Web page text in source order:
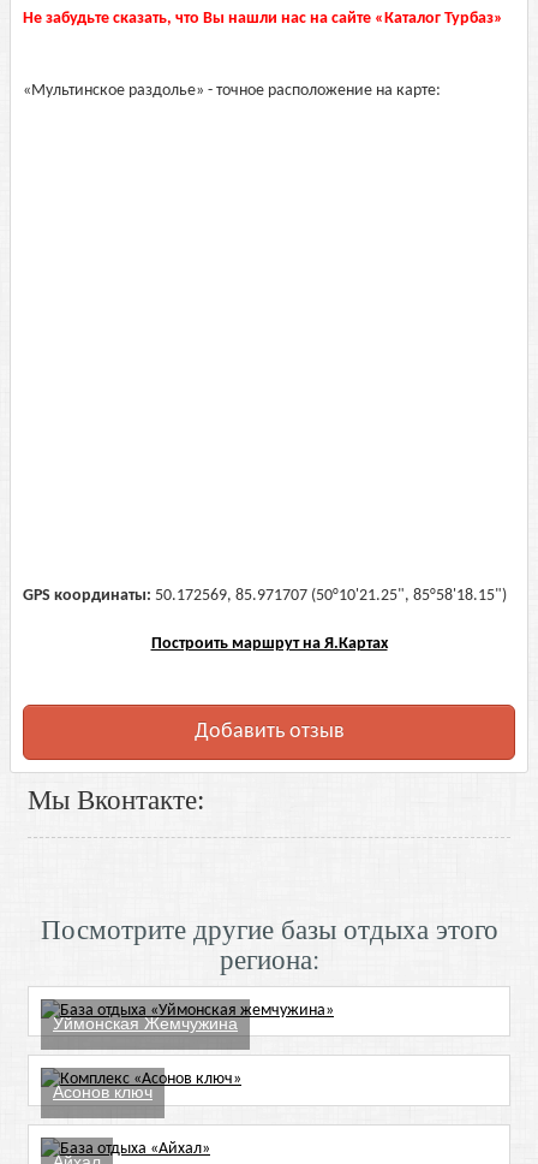
Не забудьте сказать, что Вы нашли нас на сайте «Каталог Турбаз»
«Мультинское раздолье» - точное расположение на карте:
GPS координаты: 50.172569, 85.971707 (50°10'21.25", 85°58'18.15")
Построить маршрут на Я.Картах
Добавить отзыв
Мы Вконтакте:
Посмотрите другие базы отдыха этого
региона:
Уймонская Жемчужина
Асонов ключ